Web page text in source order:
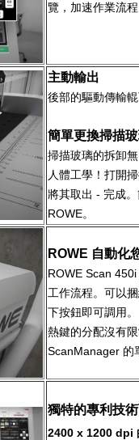
覽，加速作業流程
主動輸出
後部的驅動傳輸
簡單更換掃描
掃描玻璃的拆卸
人體工學！打開
將其取出 - 完成
ROWE。
ROWE 自動化
ROWE Scan
工作流程。可以
下按鈕即可調用。
熱鍵的分配沒有
ScanManager 的
獨特的專利技
2400 x 1200 dpi